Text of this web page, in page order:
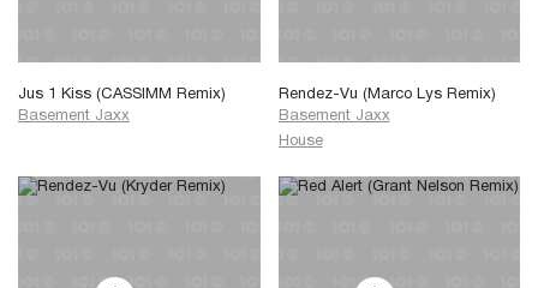
Jus 1 Kiss (CASSIMM Remix)
Basement Jaxx
Rendez-Vu (Marco Lys Remix)
Basement Jaxx
House